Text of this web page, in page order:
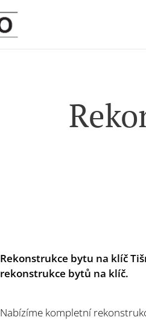
Rekonstrukce bytu na klíč
rekonstrukce bytů na klíč.
Nabízíme kompletní